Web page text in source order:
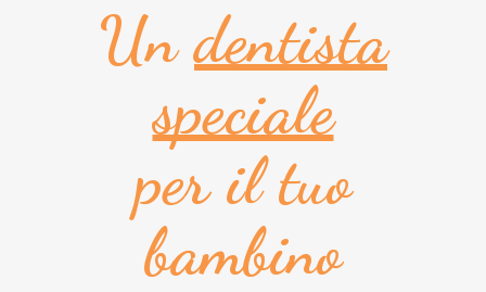
Undentista
speciale
per il tuo
bambino